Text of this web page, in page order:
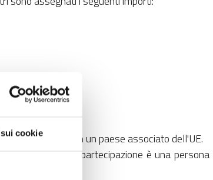
cookiemembro o in un paese associato dell'UE.
minima di partecipazione è una persona